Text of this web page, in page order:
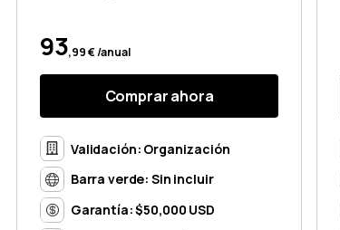
93,99 € /anual
Comprar ahora
Validación: Organización
Barra verde: Sin incluir
Garantía: $50,000 USD